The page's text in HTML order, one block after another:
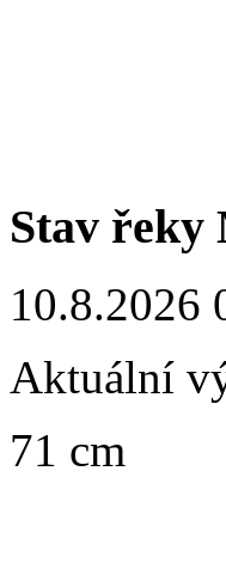
Stav řeky
10.8.2026
Aktuální
71 cm